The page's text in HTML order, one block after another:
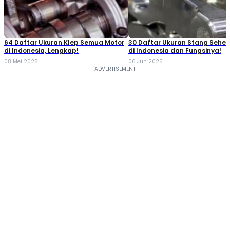
64 Daftar Ukuran Klep Semua Motor
di Indonesia, Lengkap!
08 Mei 2025
30 Daftar Ukuran Stang
di Indonesia dan Fungsinya!
06 Jun 2025